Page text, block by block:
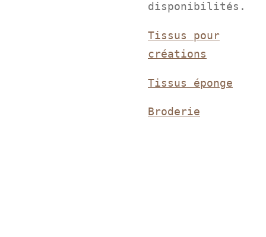
disponibilités.
Tissus pour
créations
Tissus éponge
Broderie